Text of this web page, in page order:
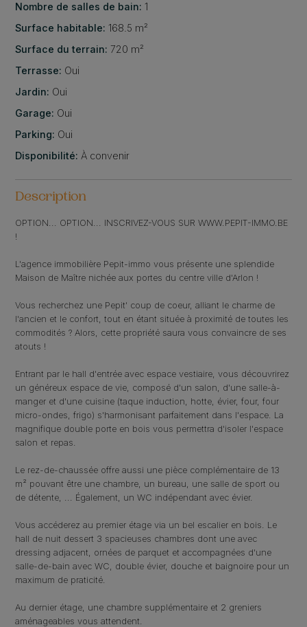
Nombre de salles de bain: 1
Surface habitable: 168.5 m²
Surface du terrain: 720 m²
Terrasse: Oui
Jardin: Oui
Garage: Oui
Parking: Oui
Disponibilité: À convenir
Description
OPTION... OPTION... INSCRIVEZ-VOUS SUR WWW.PEPIT-IMMO.BE
!
L'agence immobilière Pepit-immo vous présente une splendide
Maison de Maître nichée aux portes du centre ville d'Arlon !
Vous recherchez une Pepit' coup de coeur, alliant le charme de
l'ancien et le confort, tout en étant située à proximité de toutes les
commodités ? Alors, cette propriété saura vous convaincre de ses
atouts !
Entrant par le hall d'entrée avec espace vestiaire, vous découvrirez
un généreux espace de vie, composé d'un salon, d'une salle-à-
manger et d'une cuisine (taque induction, hotte, évier, four, four
micro-ondes, frigo) s'harmonisant parfaitement dans l'espace. La
magnifique double porte en bois vous permettra d'isoler l'espace
salon et repas.
Le rez-de-chaussée offre aussi une pièce complémentaire de 13
m² pouvant être une chambre, un bureau, une salle de sport ou
de détente, ... Également, un WC indépendant avec évier.
Vous accéderez au premier étage via un bel escalier en bois. Le
hall de nuit dessert 3 spacieuses chambres dont une avec
dressing adjacent, ornées de parquet et accompagnées d'une
salle-de-bain avec WC, double évier, douche et baignoire pour un
maximum de praticité.
Au dernier étage, une chambre supplémentaire et 2 greniers
aménageables vous attendent.